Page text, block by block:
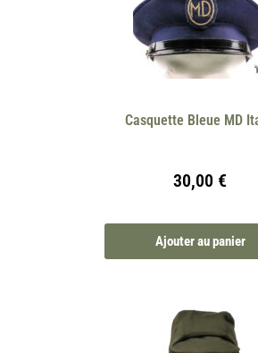
Casquette Bleue MD
30,00 €
Ajouter au panier